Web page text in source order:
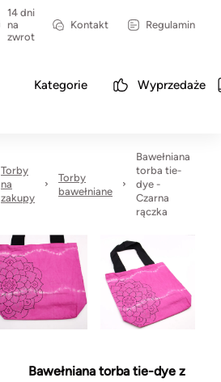
14 dni
na
zwrot
Kontakt Regulamin
Kategorie Wyprzedaże
Torby
na
zakupy
Torby
bawełniane
Bawełniana
torba tie-
dye -
Czarna
rączka
Bawełniana torba tie-dye z